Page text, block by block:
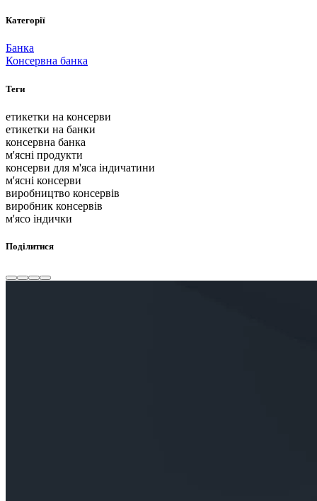
Категорії
Банка
Консервна банка
Теги
етикетки на консерви
етикетки на банки
консервна банка
м'ясні продукти
консерви для м'яса індичатини
м'ясні консерви
виробництво консервів
виробник консервів
м'ясо індички
Поділитися